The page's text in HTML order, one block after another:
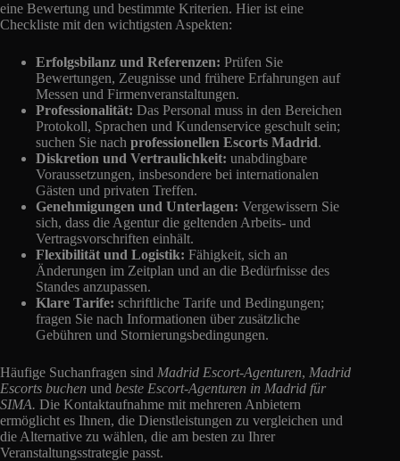
eine Bewertung und bestimmte Kriterien. Hier ist eine
Checkliste mit den wichtigsten Aspekten:
Erfolgsbilanz und Referenzen: Prüfen Sie
Bewertungen, Zeugnisse und frühere Erfahrungen auf
Messen und Firmenveranstaltungen.
Professionalität: Das Personal muss in den Bereichen
Protokoll, Sprachen und Kundenservice geschult sein;
suchen Sie nach professionellen Escorts Madrid.
Diskretion und Vertraulichkeit: unabdingbare
Voraussetzungen, insbesondere bei internationalen
Gästen und privaten Treffen.
Genehmigungen und Unterlagen: Vergewissern Sie
sich, dass die Agentur die geltenden Arbeits- und
Vertragsvorschriften einhält.
Flexibilität und Logistik: Fähigkeit, sich an
Änderungen im Zeitplan und an die Bedürfnisse des
Standes anzupassen.
Klare Tarife: schriftliche Tarife und Bedingungen;
fragen Sie nach Informationen über zusätzliche
Gebühren und Stornierungsbedingungen.
Häufige Suchanfragen sind Madrid Escort-Agenturen, Madrid
Escorts buchen und beste Escort-Agenturen in Madrid für
SIMA. Die Kontaktaufnahme mit mehreren Anbietern
ermöglicht es Ihnen, die Dienstleistungen zu vergleichen und
die Alternative zu wählen, die am besten zu Ihrer
Veranstaltungsstrategie passt.